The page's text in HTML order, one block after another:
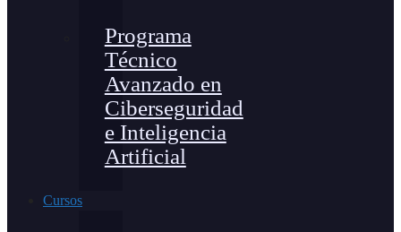
Programa
Técnico
Avanzado en
Ciberseguridad
e Inteligencia
Artificial
Cursos